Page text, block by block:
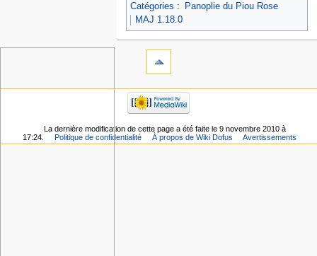
Catégories :
Panoplie du Piou Rose
MAJ 1.18.0
La dernière modification de cette page a été faite le 9 novembre 2010 à
17:24.
Politique de confidentialité À propos de Wiki Dofus Avertissements